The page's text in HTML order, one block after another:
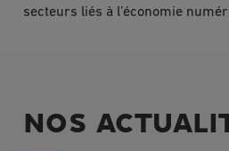
secteurs liés à l’économie
NOS